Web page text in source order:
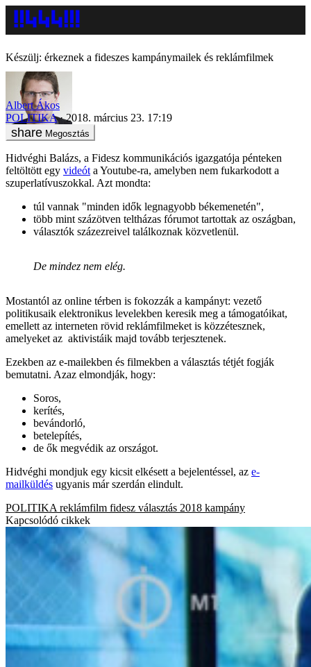
Készülj: érkeznek a fideszes kampánymailek és reklámfilmek
Albert Ákos
POLITIKA
2018. március 23. 17:19
Megosztás
Hidvéghi Balázs, a Fidesz kommunikációs igazgatója pénteken
feltöltött egy videót a Youtube-ra, amelyben nem fukarkodott a
szuperlatívuszokkal. Azt mondta:
túl vannak "minden idők legnagyobb békemenetén",
több mint százötven teltházas fórumot tartottak az oszágban,
választók százezreivel találkoznak közvetlenül.
De mindez nem elég.
Mostantól az online térben is fokozzák a kampányt: vezető
politikusaik elektronikus levelekben keresik meg a támogatóikat,
emellett az interneten rövid reklámfilmeket is közzétesznek,
amelyeket az aktivistáik majd tovább terjesztenek.
Ezekben az e-mailekben és filmekben a választás tétjét fogják
bemutatni. Azaz elmondják, hogy:
Soros,
kerítés,
bevándorló,
betelepítés,
de ők megvédik az országot.
Hidvéghi mondjuk egy kicsit elkésett a bejelentéssel, az e-
mailküldés ugyanis már szerdán elindult.
POLITIKA reklámfilm fidesz választás 2018 kampány
Kapcsolódó cikkek